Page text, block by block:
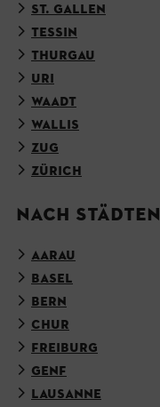
ST. GALLEN
TESSIN
THURGAU
URI
WAADT
WALLIS
ZUG
ZÜRICH
NACH STÄDTEN
AARAU
BASEL
BERN
CHUR
FREIBURG
GENF
LAUSANNE